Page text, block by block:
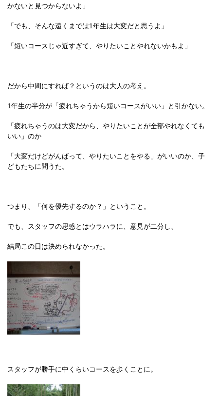
かないと見つからないよ」
「でも、そんな遠くまでは1年生は大変だと思うよ」
「短いコースじゃ近すぎて、やりたいことやれないかもよ」
だから中間にすれば？というのは大人の考え。
1年生の半分が「疲れちゃうから短いコースがいい」と引かない。
「疲れちゃうのは大変だから、やりたいことが全部やれなくても
いい」のか
「大変だけどがんばって、やりたいことをやる」がいいのか、子
どもたちに問うた。
つまり、「何を優先するのか？」ということ。
でも、スタッフの思惑とはウラハラに、意見が二分し、
結局この日は決められなかった。
スタッフが勝手に中くらいコースを歩くことに。